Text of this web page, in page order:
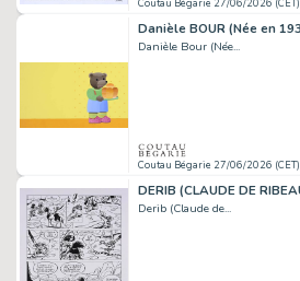
Coutau Bégarie 27/06/2026 (CET)
Danièle Bour (Née...
Coutau Bégarie 27/06/2026 (CET)
Derib (Claude de...